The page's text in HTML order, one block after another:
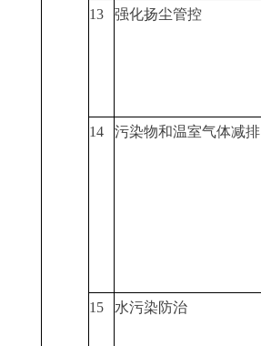
13
强化扬尘管控
14 污染物和温室气体减排
15 水污染防治